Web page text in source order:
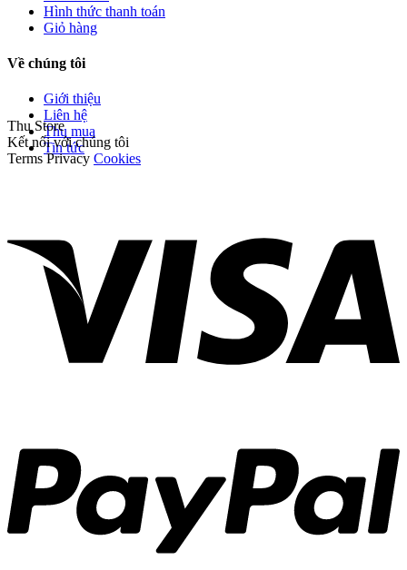
Hình thức thanh toán
Giỏ hàng
Về chúng tôi
Giới thiệu
Liên hệ
Thu mua
Tin tức
Thu Store
Kết nối với chúng tôi
Terms Privacy Cookies